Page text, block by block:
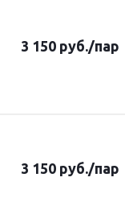
3 150 руб./пар
3 150 руб./пар